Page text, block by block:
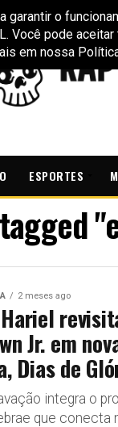
ESPORTES
2 meses ago
Jr. em
Dias de
integra o
que conecta